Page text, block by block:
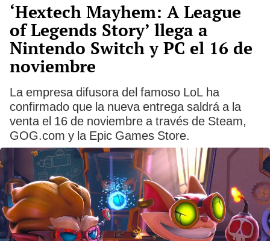
‘Hextech Mayhem: A League
of Legends Story’ llega a
Nintendo Switch y PC el 16 de
noviembre
La empresa difusora del famoso LoL ha
confirmado que la nueva entrega saldrá a la
venta el 16 de noviembre a través de Steam,
GOG.com y la Epic Games Store.